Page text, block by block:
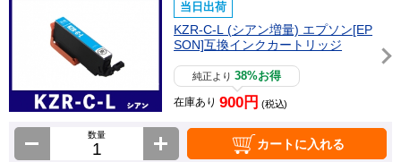
当日出荷
KZR-C-L (シアン増量) エプソン[EP
SON]互換インクカートリッジ
純正より38%お得
在庫あり 900円 (税込)
数量
カートに入れる